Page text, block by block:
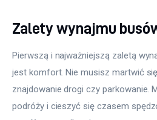
Zalety wynajmu
Pierwszą i najważniejszą zaletą
jest komfort. Nie musisz martwić
znajdowanie drogi czy parkowanie.
podróży i cieszyć się czasem